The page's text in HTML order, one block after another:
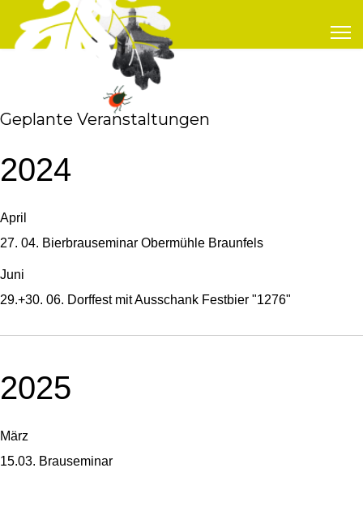
Geplante Veranstaltungen
2024
April
27. 04. Bierbrauseminar Obermühle Braunfels
Juni
29.+30. 06. Dorffest mit Ausschank Festbier "1276"
2025
März
15.03. Brauseminar